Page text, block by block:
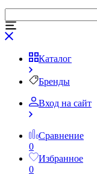
Каталог
Бренды
Вход на сайт
Сравнение
0
Избранное
0